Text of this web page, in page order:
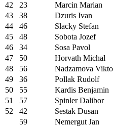
42
23 Marcin Marian
43
38 Dzuris Ivan
44
46 Slacky Stefan
45
48 Sobota Jozef
46
34 Sosa Pavol
47
50 Horvath Michal
48
56 Nadzamova
49
36 Pollak Rudolf
50
55 Kardis Benjamin
51
57 Spinler Dalibor
52
42 Sestak Dusan
59
Nemergut Jan